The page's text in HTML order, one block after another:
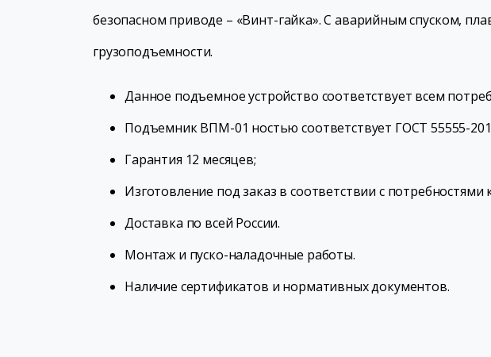
безопасном приводе – «Винт-гайка». С аварийным спуском,
грузоподъемности.
Данное подъемное устройство соответствует всем
Подъемник ВПМ-01 ностью соответствует ГОСТ 55555-
Гарантия 12 месяцев;
Изготовление под заказ в соответствии с потребностями
Доставка по всей России.
Монтаж и пуско-наладочные работы.
Наличие сертификатов и нормативных документов.